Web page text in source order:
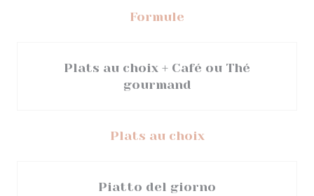
Formule
Plats au choix + Café ou Thé
gourmand
Plats au choix
Piatto del giorno